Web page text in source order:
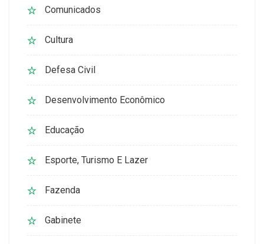
Comunicados
Cultura
Defesa Civil
Desenvolvimento Econômico
Educação
Esporte, Turismo E Lazer
Fazenda
Gabinete